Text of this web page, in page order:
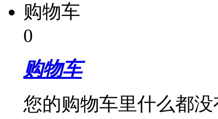
购物车
0
购物车
您的购物车里什么都没